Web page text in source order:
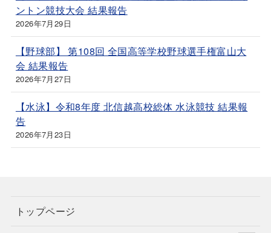
ントン競技大会 結果報告
2026年7月29日
【野球部】 第108回 全国高等学校野球選手権富山大
会 結果報告
2026年7月27日
【水泳】令和8年度 北信越高校総体 水泳競技 結果報
告
2026年7月23日
トップページ